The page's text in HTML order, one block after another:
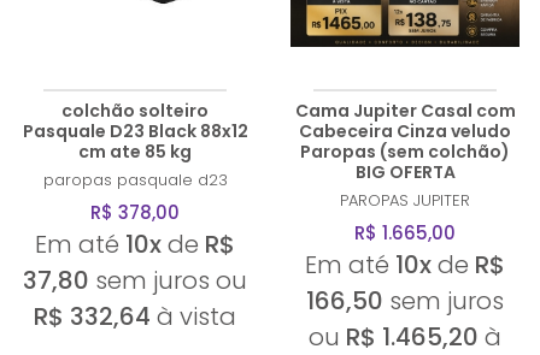
colchão solteiro
Pasquale D23 Black 88x12
cm ate 85 kg
paropas pasquale d23
R$ 378,00
Em até 10xde R$
37,80 sem juros ou
R$ 332,64 à vista
Cama Jupiter Casal com
Cabeceira Cinza veludo
Paropas (sem colchão)
BIG OFERTA
PAROPAS JUPITER
R$ 1.665,00
Em até 10xde R$
166,50 sem juros
ou R$ 1.465,20 à